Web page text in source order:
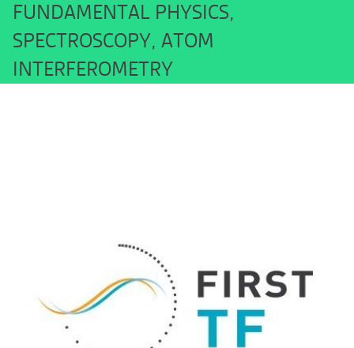
FUNDAMENTAL PHYSICS,
SPECTROSCOPY, ATOM
INTERFEROMETRY